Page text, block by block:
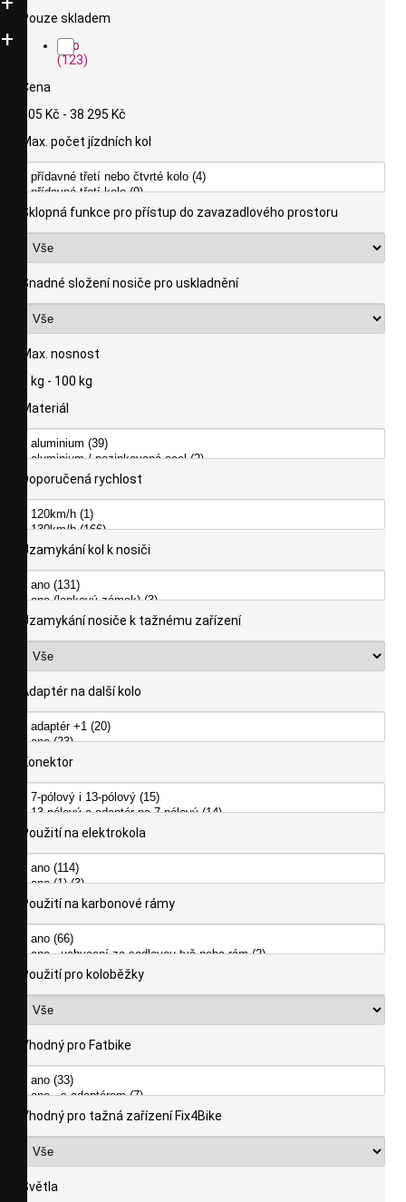
Pouze skladem
Ano
(123)
Cena
105 Kč - 38 295 Kč
Max. počet jízdních kol
Sklopná funkce pro přístup do zavazadlového prostoru
Snadné složení nosiče pro uskladnění
Max. nosnost
0 kg - 100 kg
Materiál
Doporučená rychlost
Uzamykání kol k nosiči
Uzamykání nosiče k tažnému zařízení
Adaptér na další kolo
Konektor
Použití na elektrokola
Použití na karbonové rámy
Použití pro koloběžky
Vhodný pro Fatbike
Vhodný pro tažná zařízení Fix4Bike
Světla